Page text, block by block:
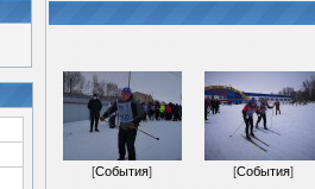
[События] [События]